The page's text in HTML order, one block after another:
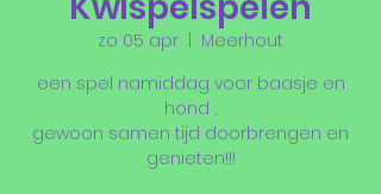
zo 05 apr
Meerhout
een spel namiddag voor baasje en
hond ,
gewoon samen tijd doorbrengen en
genieten!!!